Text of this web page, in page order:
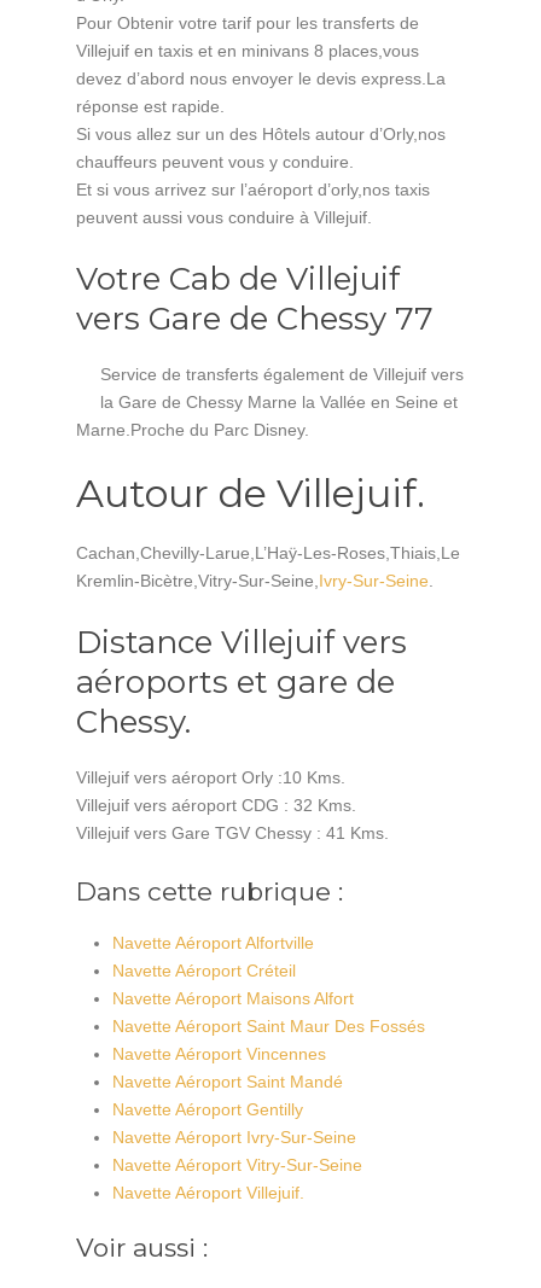
Pour Obtenir votre tarif pour les transferts de
Villejuif en taxis et en minivans 8 places,vous
devez d’abord nous envoyer le devis express.La
réponse est rapide.
Si vous allez sur un des Hôtels autour d’Orly,nos
chauffeurs peuvent vous y conduire.
Et si vous arrivez sur l’aéroport d’orly,nos taxis
peuvent aussi vous conduire à Villejuif.
Votre Cab de Villejuif
vers Gare de Chessy 77
Service de transferts également de Villejuif vers
la Gare de Chessy Marne la Vallée en Seine et
Marne.Proche du Parc Disney.
Autour de Villejuif.
Cachan,Chevilly-Larue,L’Haÿ-Les-Roses,Thiais,Le
Kremlin-Bicètre,Vitry-Sur-Seine, Ivry-Sur-Seine
Distance Villejuif vers
aéroports et gare de
Chessy.
Villejuif vers aéroport Orly :10 Kms.
Villejuif vers aéroport CDG : 32 Kms.
Villejuif vers Gare TGV Chessy : 41 Kms.
Dans cette rubrique :
Navette Aéroport Alfortville
Navette Aéroport Créteil
Navette Aéroport Maisons Alfort
Navette Aéroport Saint Maur Des Fossés
Navette Aéroport Vincennes
Navette Aéroport Saint Mandé
Navette Aéroport Gentilly
Navette Aéroport Ivry-Sur-Seine
Navette Aéroport Vitry-Sur-Seine
Navette Aéroport Villejuif.
Voir aussi :